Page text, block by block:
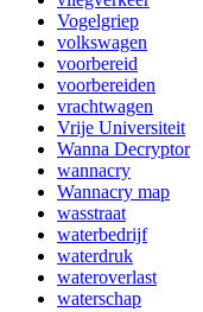
Vogelgriep
volkswagen
voorbereid
voorbereiden
vrachtwagen
Vrije Universiteit
Wanna Decryptor
wannacry
Wannacry map
wasstraat
waterbedrijf
waterdruk
wateroverlast
waterschap